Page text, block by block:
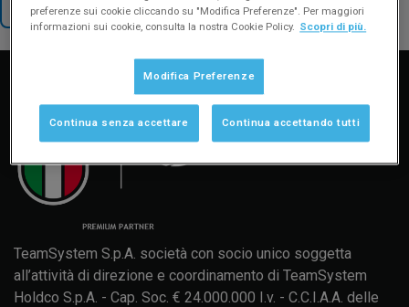
TORNA AL SUPPORTO
Aggiornamenti
TeamSystem S.p.A. società con socio unico soggetta
all’attività di direzione e coordinamento di TeamSystem
Holdco S.p.A. - Cap. Soc. € 24.000.000 I.v. - C.C.I.A.A. delle
preferenze sui cookie cliccando su "Modifica Preferenze". Per maggiori
informazioni sui cookie, consulta la nostra Cookie Policy. Scopri di più.
Modifica Preferenze
Continua senza accettare Continua accettando tutti